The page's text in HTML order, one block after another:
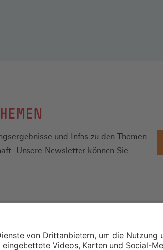
und Infos zu den Themen
Unsere Newsletter können Sie